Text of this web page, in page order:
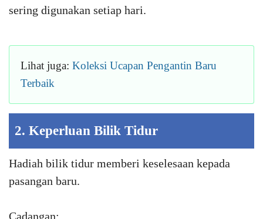
sering digunakan setiap hari.
Lihat juga: Koleksi Ucapan Pengantin Baru
Terbaik
2. Keperluan Bilik Tidur
Hadiah bilik tidur memberi keselesaan kepada
pasangan baru.
Cadangan: